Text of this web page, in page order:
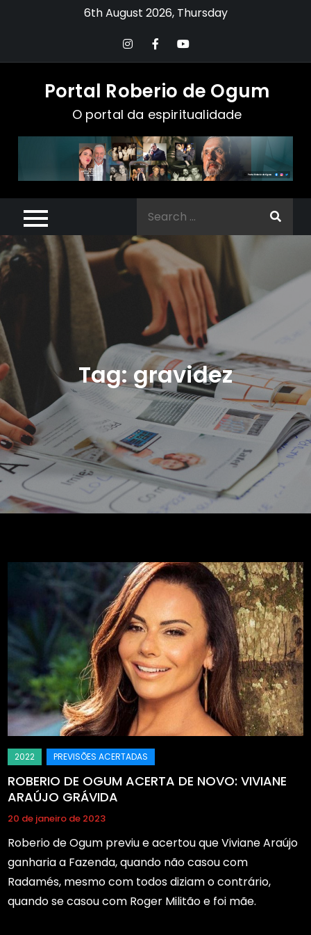
6th August 2026, Thursday
Portal Roberio de Ogum
O portal da espiritualidade
Tag:gravidez
ROBERIO DE OGUM ACERTA DE NOVO: VIVIANE
ARAÚJO GRÁVIDA
20 de janeiro de 2023
Roberio de Ogum previu e acertou que Viviane Araújo
ganharia a Fazenda, quando não casou com
Radamés, mesmo com todos diziam o contrário,
quando se casou com Roger Militão e foi mãe.